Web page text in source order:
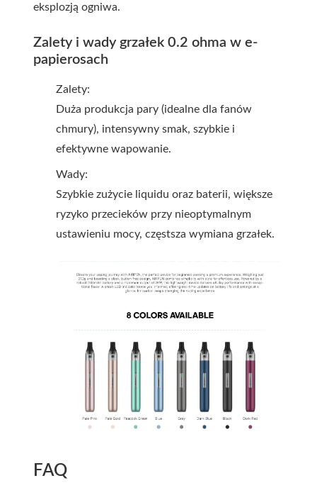
eksplozją ogniwa.
Zalety i wady grzałek 0.2 ohma w e-
papierosach
Zalety:
Duża produkcja pary (idealne dla fanów
chmury), intensywny smak, szybkie i
efektywne wapowanie.
Wady:
Szybkie zużycie liquidu oraz baterii, większe
ryzyko przecieków przy nieoptymalnym
ustawieniu mocy, częstsza wymiana grzałek.
FAQ